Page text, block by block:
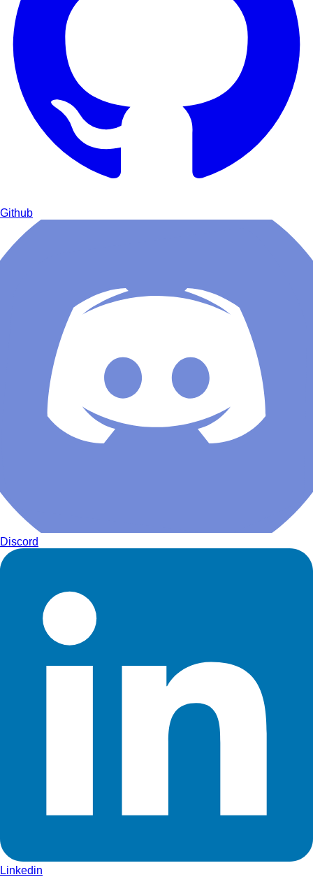
Github
Discord
Linkedin